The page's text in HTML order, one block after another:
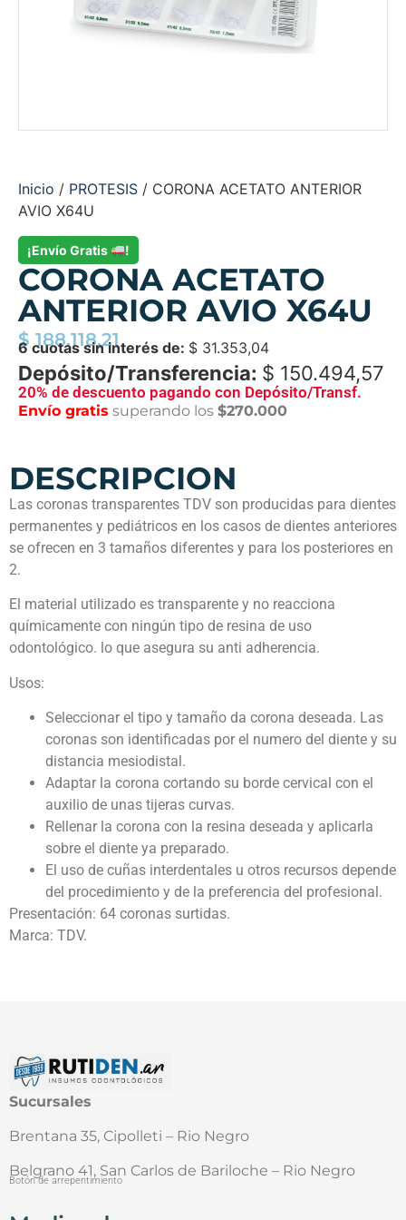
Inicio / PROTESIS / CORONA ACETATO ANTERIOR
AVIO X64U
¡Envío Gratis !
CORONA ACETATO
ANTERIOR AVIO X64U
$ 188.118,21
6 cuotas sin interés de: $ 31.353,04
Depósito/Transferencia: $ 150.494,57
20% de descuento pagando con Depósito/Transf.
Envío gratis superando los $270.000
DESCRIPCION
Las coronas transparentes TDV son producidas para dientes
permanentes y pediátricos en los casos de dientes anteriores
se ofrecen en 3 tamaños diferentes y para los posteriores en
2.
El material utilizado es transparente y no reacciona
químicamente con ningún tipo de resina de uso
odontológico. lo que asegura su anti adherencia.
Usos:
Seleccionar el tipo y tamaño da corona deseada. Las
coronas son identificadas por el numero del diente y su
distancia mesiodistal.
Adaptar la corona cortando su borde cervical con el
auxilio de unas tijeras curvas.
Rellenar la corona con la resina deseada y aplicarla
sobre el diente ya preparado.
El uso de cuñas interdentales u otros recursos depende
del procedimiento y de la preferencia del profesional.
Presentación: 64 coronas surtidas.
Marca: TDV.
Sucursales
Brentana 35, Cipolleti – Rio Negro
Belgrano 41, San Carlos de Bariloche – Rio Negro
Botón de arrepentimiento